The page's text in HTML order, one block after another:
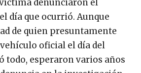
denunciaron el
día que ocurrió. Aunque
de quien presuntamente
oficial el día del
todo, esperaron varios años